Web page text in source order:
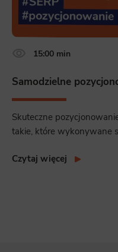
15:00 min
Samodzielne
Skuteczne
takie, które wykonywane
Czytaj więcej